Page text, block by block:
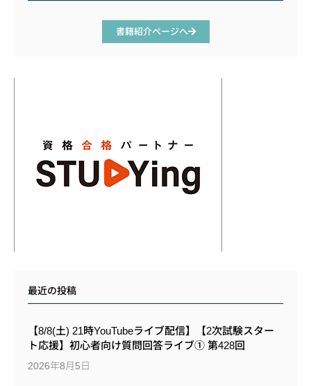
書籍紹介ページへ
最近の投稿
【8/8(土) 21時YouTubeライブ配信】【2次試験スター
ト応援】初心者向け質問回答ライブ① 第428回
2026年8月5日